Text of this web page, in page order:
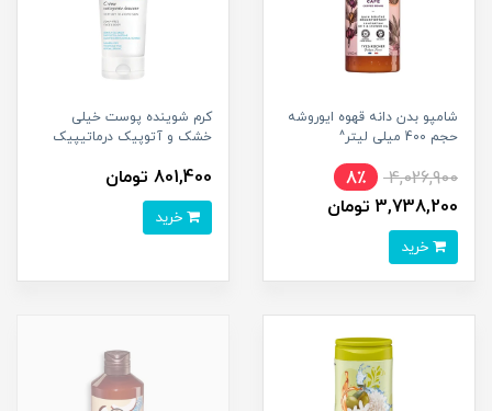
شامپو بدن دانه قهوه ایوروشه
حجم 400 میلی لیتر^
4,026,900
8٪
3,738,200 تومان
کرم شوینده پوست خیلی
خشک و آتوپیک درماتیپیک
801,400 تومان